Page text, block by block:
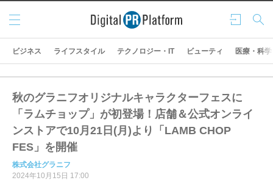
ログ
イン
検索
メニ
ュー
ビジネス ライフスタイル テクノロジー・IT ビューティ 医療・科学
秋のグラニフオリジナルキャラクターフェスに
「ラムチョップ」が初登場！店舗＆公式オンライ
ンストアで10月21日(月)より「LAMB CHOP
FES」を開催
株式会社グラニフ
2024年10月15日 17:00